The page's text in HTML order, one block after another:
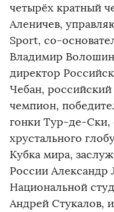
четырёх кратный
Аленичев,
Sport, со-
Владимир
директор
Чебан,
чемпион,
гонки Тур-де-Ски,
хрустального
Кубка мира,
России Александр
Национальной
Андрей Стукалов,